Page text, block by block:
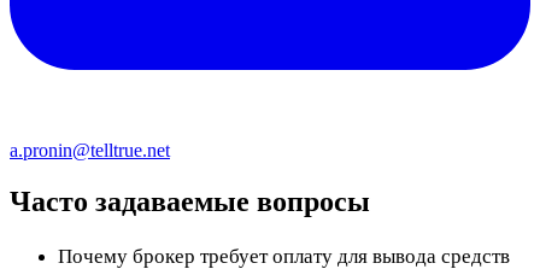
a.pronin@telltrue.net
Часто задаваемые вопросы
Почему брокер требует оплату для вывода средств